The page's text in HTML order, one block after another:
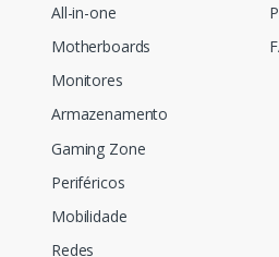
All-in-one
Motherboards
Monitores
Armazenamento
Gaming Zone
Periféricos
Mobilidade
Redes